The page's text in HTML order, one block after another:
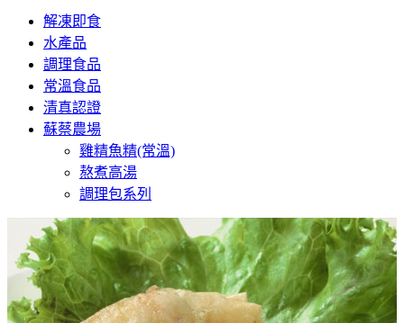
解凍即食
水產品
調理食品
常溫食品
清真認證
蘇蔡農場
雞精魚精(常溫)
熬煮高湯
調理包系列